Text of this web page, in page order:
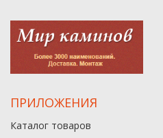
ПРИЛОЖЕНИЯ
Каталог товаров